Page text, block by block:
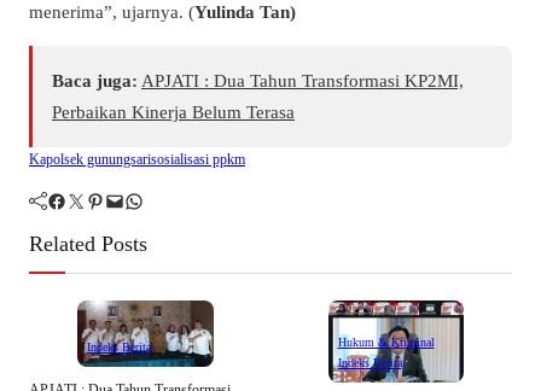
menerima”, ujarnya. (Yulinda Tan)
Baca juga: APJATI : Dua Tahun Transformasi KP2MI,
Perbaikan Kinerja Belum Terasa
Kapolsek gunungsarisosialisasi ppkm
Facebook Twitter Pinterest Mail WhatsApp
Related Posts
Indeks Berita
Hukum & Kriminal
Indeks Berita